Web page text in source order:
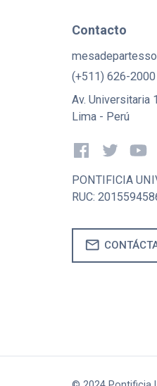
Contacto
(+511) 626-
Av. Universitaria
Lima - Perú
PONTIFICIA
RUC:
mail